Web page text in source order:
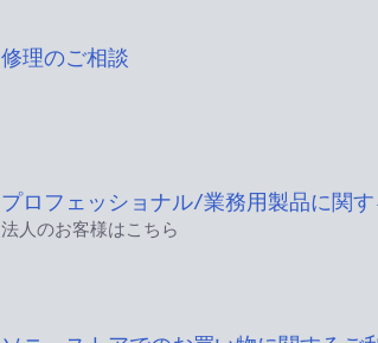
修理のご相談
プロフェッショナル/業務用製品に関
法人のお客様はこちら